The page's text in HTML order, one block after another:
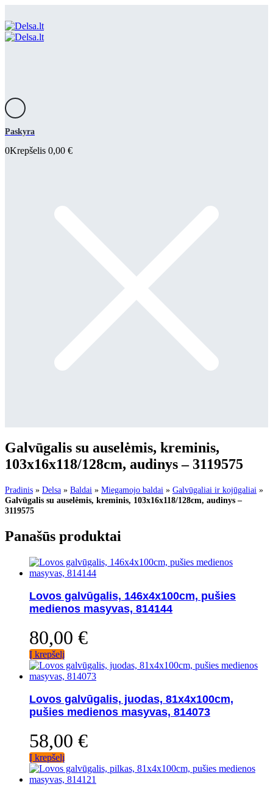
Paskyra
0Krepšelis 0,00 €
Galvūgalis su auselėmis, kreminis,
103x16x118/128cm, audinys – 3119575
Pradinis » Delsa » Baldai » Miegamojo baldai » Galvūgaliai ir kojūgaliai »
Galvūgalis su auselėmis, kreminis, 103x16x118/128cm, audinys –
3119575
Panašūs produktai
Lovos galvūgalis, 146x4x100cm, pušies
medienos masyvas, 814144
80,00 €
Į krepšelį
Lovos galvūgalis, juodas, 81x4x100cm,
pušies medienos masyvas, 814073
58,00 €
Į krepšelį